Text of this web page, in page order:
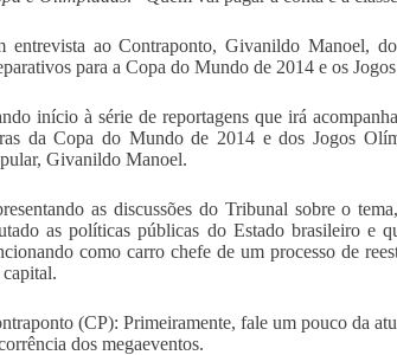
entrevista ao Contraponto, Givanildo Manoel,
para a Copa do Mundo de 2014 e os
início à série de reportagens que irá
da Copa do Mundo de 2014 e dos Jogos
Givanildo Manoel.
as discussões do Tribunal sobre o
as políticas públicas do Estado brasileiro e
como carro chefe de um processo de
(CP): Primeiramente, fale um pouco da
dos megaeventos.